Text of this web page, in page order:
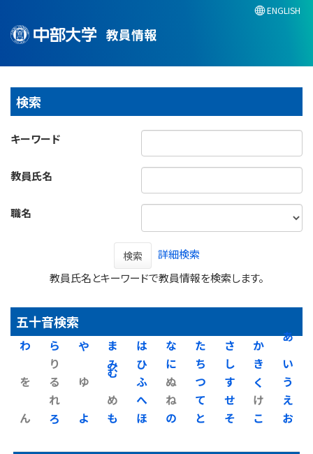
教員情報
ENGLISH
検索
キーワード
教員氏名
職名
検索
詳細検索
教員氏名とキーワードで教員情報を検索します。
五十音検索
あ
い
う
え
お
か
き
く
け
こ
さ
し
す
せ
そ
た
ち
つ
て
と
な
に
ぬ
ね
の
は
ひ
ふ
へ
ほ
ま
み
む
め
も
や
ゆ
よ
ら
り
る
れ
ろ
わ
を
ん